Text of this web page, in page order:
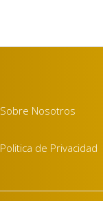
Sobre Nosotros
Politica de Privacidad